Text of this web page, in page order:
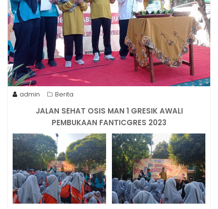
admin Berita
JALAN SEHAT OSIS MAN 1 GRESIK AWALI
PEMBUKAAN FANTICGRES 2023